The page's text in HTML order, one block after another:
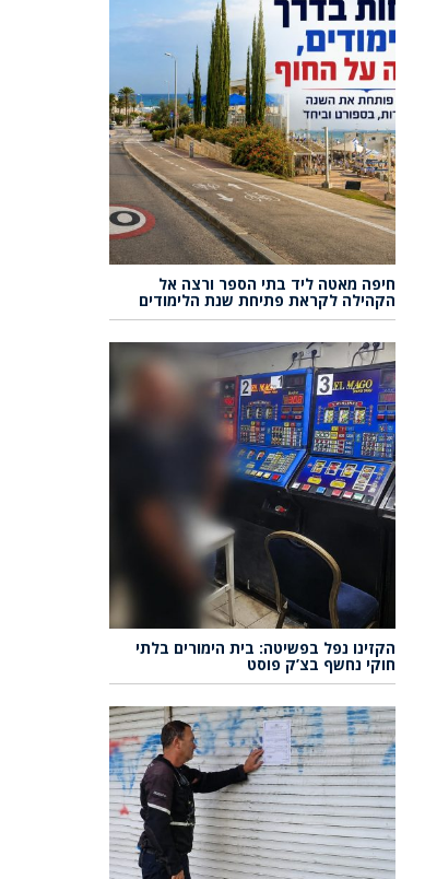
חיפה מאטה ליד בתי הספר ורצה אל
הקהילה לקראת פתיחת שנת הלימודים
הקזינו נפל בפשיטה: בית הימורים בלתי
חוקי נחשף בצ’ק פוסט